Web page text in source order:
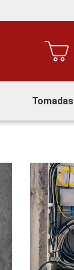
Tomadas